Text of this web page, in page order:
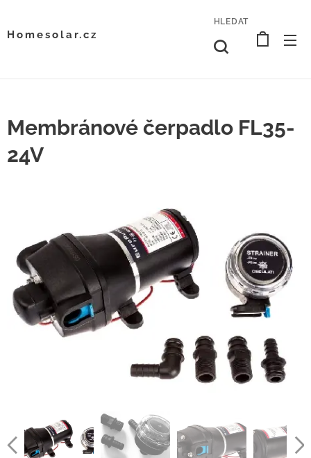
Homesolar.cz
HLEDAT
Membránové čerpadlo FL35-
24V